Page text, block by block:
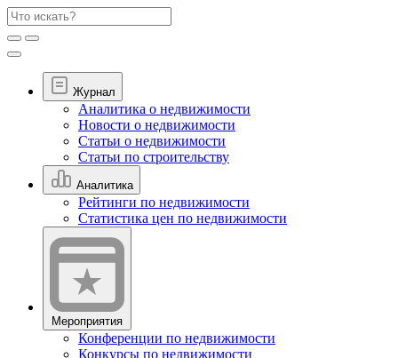
Журнал
Аналитика о недвижимости
Новости о недвижимости
Статьи о недвижимости
Статьи по строительству
Аналитика
Рейтинги по недвижимости
Статистика цен по недвижимости
Мероприятия
Конференции по недвижимости
Конкурсы по недвижимости